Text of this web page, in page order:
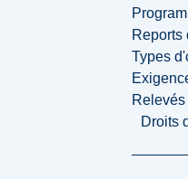
Reports
Types
Droits